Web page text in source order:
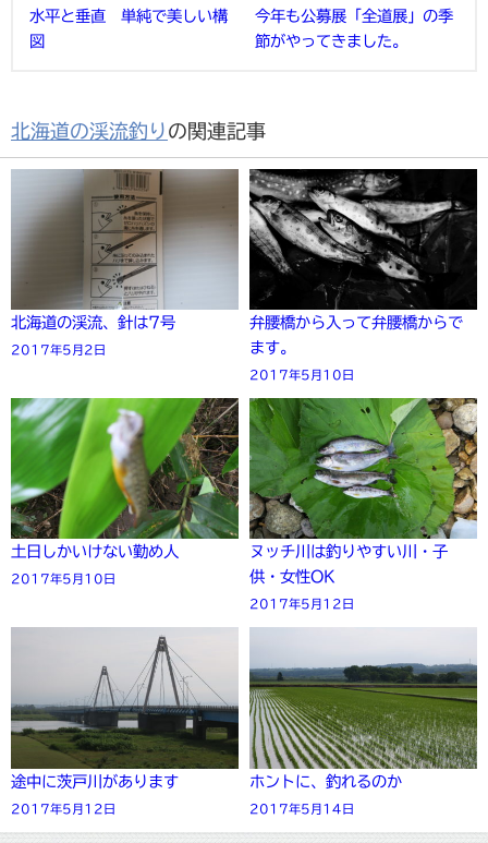
水平と垂直 単純で美しい構
図
今年も公募展「全道展」の季
節がやってきました。
北海道の渓流釣り の関連記事
北海道の渓流、針は7号
2017年5月2日
弁腰橋から入って弁腰橋からで
ます。
2017年5月10日
土日しかいけない勤め人
2017年5月10日
ヌッチ川は釣りやすい川・子
供・女性OK
2017年5月12日
途中に茨戸川があります
2017年5月12日
ホントに、釣れるのか
2017年5月14日